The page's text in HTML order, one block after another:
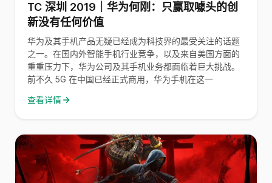
TC 深圳 2019｜华为何刚：只赢取噱头的创
新没有任何价值
华为及其手机产品无疑已经成为科技界的最受关注的话题
之一。在国内外智能手机行业竞争，以及来自美国方面的
重重压力下，华为公司及其手机业务都面临着巨大挑战。
前不久 5G 在中国已经正式商用，华为手机在这一
查看详情